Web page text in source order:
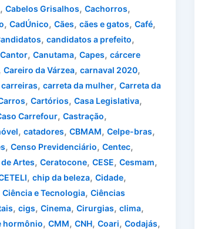
, Cabelos Grisalhos, Cachorros,
, CadÚnico, Cães, cães e gatos, Café,
, candidatos a prefeito,
Cantor, Canutama, Capes, cárcere
Careiro da Várzea, carnaval 2020,
carreiras, carreta da mulher, Carreta da
, Cartórios, Casa Legislativa,
Carrefour, Castração,
, catadores, CBMAM, Celpe-bras,
, Censo Previdenciário, Centec,
Artes, Ceratocone, CESE, Cesmam,
, chip da beleza, Cidade,
Ciência e Tecnologia, Ciências
, cigs, Cinema, Cirurgias, clima,
hormônio, CMM, CNH, Coari, Codajás,